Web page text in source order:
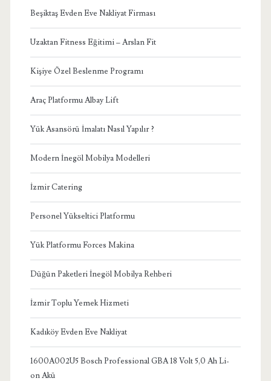
Beşiktaş Evden Eve Nakliyat Firması
Uzaktan Fitness Eğitimi – Arslan Fit
Kişiye Özel Beslenme Programı
Araç Platformu Albay Lift
Yük Asansörü İmalatı Nasıl Yapılır ?
Modern İnegöl Mobilya Modelleri
İzmir Catering
Personel Yükseltici Platformu
Yük Platformu Forces Makina
Düğün Paketleri İnegöl Mobilya Rehberi
İzmir Toplu Yemek Hizmeti
Kadıköy Evden Eve Nakliyat
1600A002U5 Bosch Professional GBA 18 Volt 5,0 Ah Li-
on Akü